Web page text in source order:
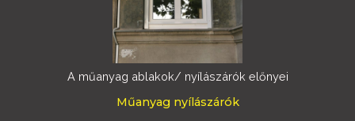
A műanyag ablakok/ nyílászárók előnyei
Műanyag nyílászárók